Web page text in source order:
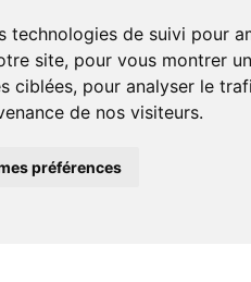
site, pour vous montrer un
ciblées, pour analyser le
de nos visiteurs.
mes préférences